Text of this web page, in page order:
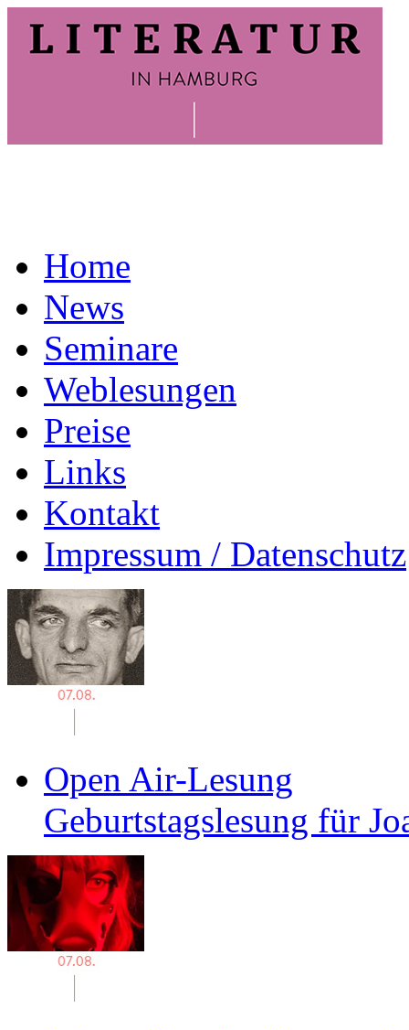
Home
News
Seminare
Weblesungen
Preise
Links
Kontakt
Impressum / Datenschutz
Open Air-Lesung
Geburtstagslesung für